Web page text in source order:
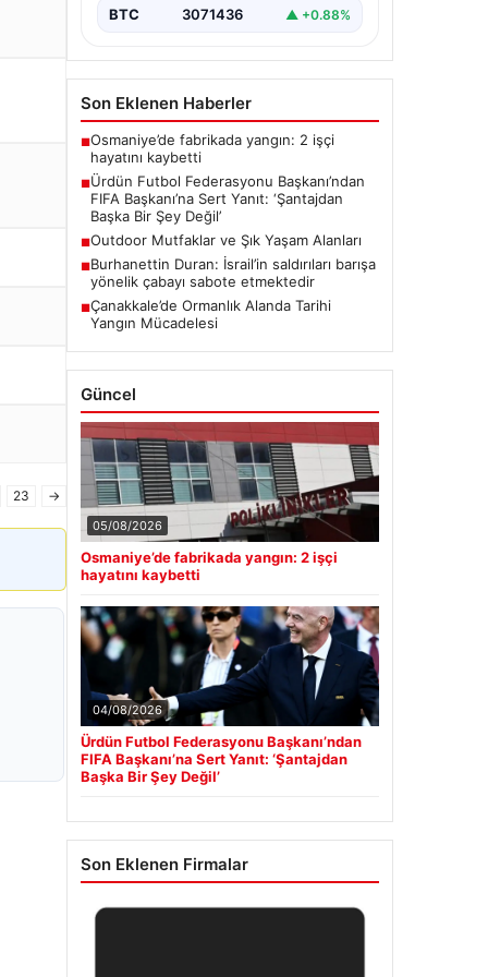
23 →
son gelişmeleri ve alınan kararlar…
BTC 3071436 ▲ +0.88%
Son Eklenen Haberler
■Osmaniye’de fabrikada yangın: 2 işçi
hayatını kaybetti
■Ürdün Futbol Federasyonu Başkanı’ndan
FIFA Başkanı’na Sert Yanıt: ‘Şantajdan
Başka Bir Şey Değil’
■Outdoor Mutfaklar ve Şık Yaşam Alanları
■Burhanettin Duran: İsrail’in saldırıları barışa
yönelik çabayı sabote etmektedir
■Çanakkale’de Ormanlık Alanda Tarihi
Yangın Mücadelesi
Güncel
05/08/2026
Osmaniye’de fabrikada yangın: 2 işçi
hayatını kaybetti
04/08/2026
Ürdün Futbol Federasyonu Başkanı’ndan
FIFA Başkanı’na Sert Yanıt: ‘Şantajdan
Başka Bir Şey Değil’
Son Eklenen Firmalar